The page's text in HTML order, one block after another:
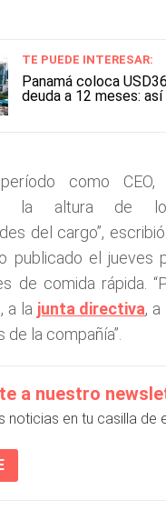
TE PUEDE INTERESAR:
Panamá coloca
deuda a 12 meses:
como
a la altura de
del cargo”,
publicado el jueves
de comida rápida.
a la junta directiva,
la compañía”.
a nuestro
noticias en tu casilla de